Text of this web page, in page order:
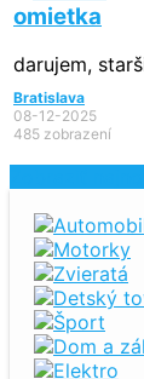
omietka
darujem,
Bratislava
08-12-2025
485 zobrazení
Motorky
Zvieratá
Detský
Šport
Dom a
Elektro